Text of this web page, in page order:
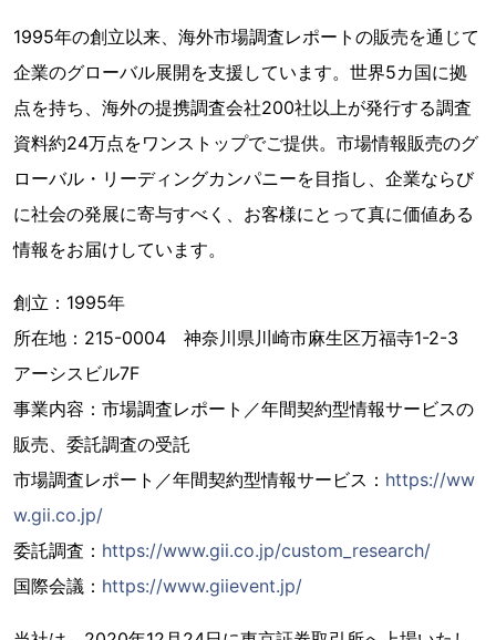
1995年の創立以来、海外市場調査レポートの販売を通じて
企業のグローバル展開を支援しています。世界5カ国に拠
点を持ち、海外の提携調査会社200社以上が発行する調査
資料約24万点をワンストップでご提供。市場情報販売のグ
ローバル・リーディングカンパニーを目指し、企業ならび
に社会の発展に寄与すべく、お客様にとって真に価値ある
情報をお届けしています。
創立：1995年
所在地：215-0004 神奈川県川崎市麻生区万福寺1-2-3
アーシスビル7F
事業内容：市場調査レポート／年間契約型情報サービスの
販売、委託調査の受託
市場調査レポート／年間契約型情報サービス： https://ww
w.gii.co.jp/
委託調査： https://www.gii.co.jp/custom_research/
国際会議： https://www.giievent.jp/